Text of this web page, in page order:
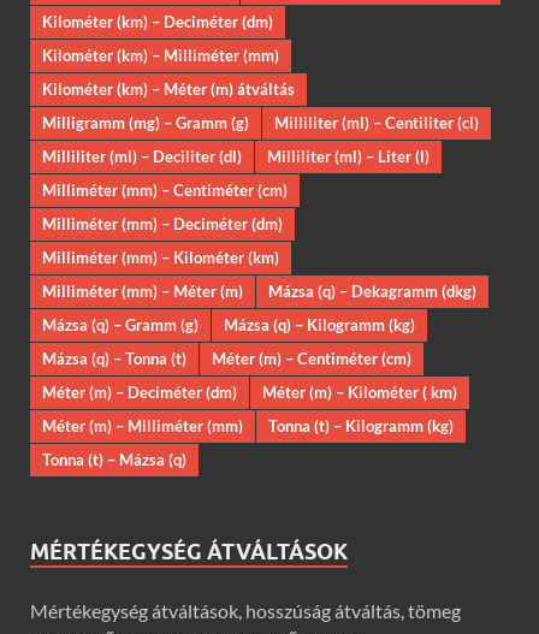
Kilométer (km) – Deciméter (dm)
Kilométer (km) – Milliméter (mm)
Kilométer (km) – Méter (m) átváltás
Milligramm (mg) – Gramm (g)
Milliliter (ml) – Centiliter (cl)
Milliliter (ml) – Deciliter (dl)
Milliliter (ml) – Liter (l)
Milliméter (mm) – Centiméter (cm)
Milliméter (mm) – Deciméter (dm)
Milliméter (mm) – Kilométer (km)
Milliméter (mm) – Méter (m)
Mázsa (q) – Dekagramm (dkg)
Mázsa (q) – Gramm (g)
Mázsa (q) – Kilogramm (kg)
Mázsa (q) – Tonna (t)
Méter (m) – Centiméter (cm)
Méter (m) – Deciméter (dm)
Méter (m) – Kilométer ( km)
Méter (m) – Milliméter (mm)
Tonna (t) – Kilogramm (kg)
Tonna (t) – Mázsa (q)
MÉRTÉKEGYSÉG ÁTVÁLTÁSOK
Mértékegység átváltások, hosszúság átváltás, tömeg